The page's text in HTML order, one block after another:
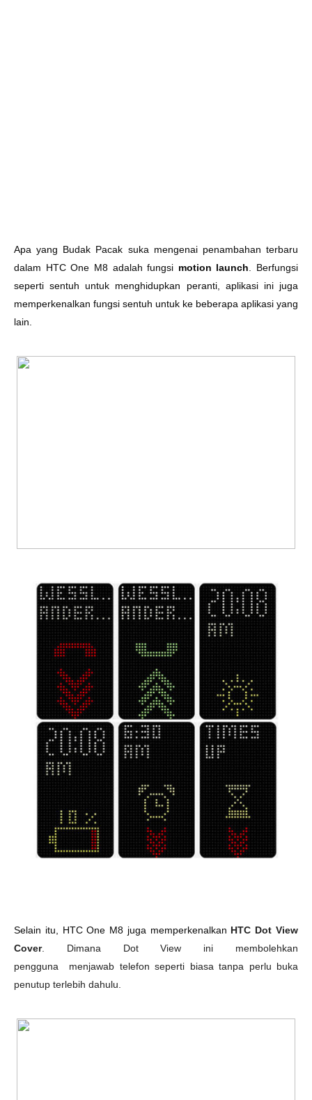
Apa yang Budak Pacak suka mengenai penambahan terbaru
dalam HTC One M8 adalah fungsi motion launch . Berfungsi
seperti sentuh untuk menghidupkan peranti, aplikasi ini juga
memperkenalkan fungsi sentuh untuk ke beberapa aplikasi yang
lain.
Selain itu, HTC One M8 juga memperkenalkan HTC Dot View
Cover. Dimana Dot View ini membolehkan
pengguna
menjawab telefon seperti biasa tanpa perlu buka
penutup terlebih dahulu.